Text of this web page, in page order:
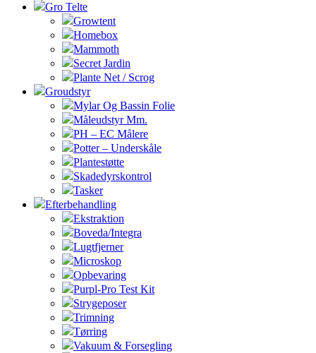
Gro Telte
Growtent
Homebox
Mammoth
Secret Jardin
Plante Net / Scrog
Groudstyr
Mylar Og Bassin Folie
Måleudstyr Mm.
PH – EC Målere
Potter – Underskåle
Plantestøtte
Skadedyrskontrol
Tasker
Efterbehandling
Ekstraktion
Boveda/Integra
Lugtfjerner
Microskop
Opbevaring
Purpl-Pro Test Kit
Strygeposer
Trimning
Tørring
Vakuum & Forsegling